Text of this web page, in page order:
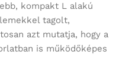
kompakt L alakú
tagolt,
azt mutatja, hogy a
is működőképes